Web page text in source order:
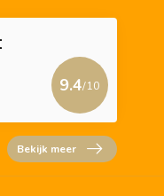
9.4/10
Bekijk meer